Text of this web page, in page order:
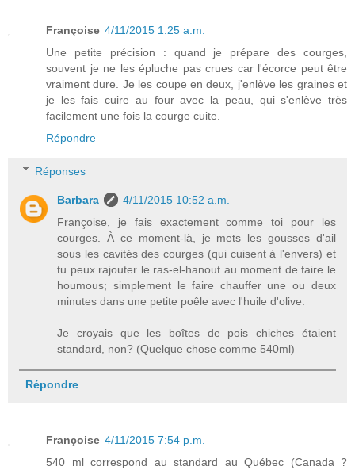
Françoise 4/11/2015 1:25 a.m.
Une petite précision : quand je prépare des courges,
souvent je ne les épluche pas crues car l'écorce peut être
vraiment dure. Je les coupe en deux, j'enlève les graines et
je les fais cuire au four avec la peau, qui s'enlève très
facilement une fois la courge cuite.
Répondre
Réponses
Barbara
4/11/2015 10:52 a.m.
Françoise, je fais exactement comme toi pour les
courges. À ce moment-là, je mets les gousses d'ail
sous les cavités des courges (qui cuisent à l'envers) et
tu peux rajouter le ras-el-hanout au moment de faire le
houmous; simplement le faire chauffer une ou deux
minutes dans une petite poêle avec l'huile d'olive.
Je croyais que les boîtes de pois chiches étaient
standard, non? (Quelque chose comme 540ml)
Répondre
Françoise 4/11/2015 7:54 p.m.
540 ml correspond au standard au Québec (Canada ?